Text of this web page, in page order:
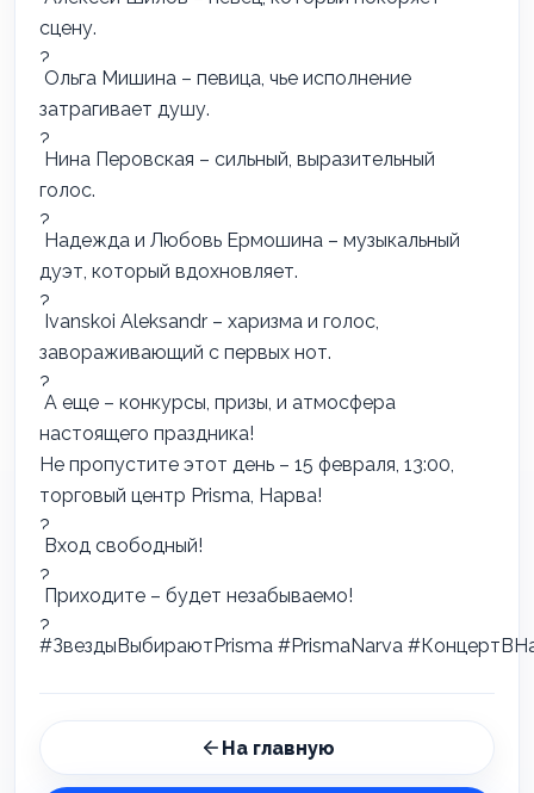
сцену.
Ольга Мишина – певица, чье исполнение
затрагивает душу.
Нина Перовская – сильный, выразительный
голос.
Надежда и Любовь Ермошина – музыкальный
дуэт, который вдохновляет.
Ivanskoi Aleksandr – харизма и голос,
завораживающий с первых нот.
А еще – конкурсы, призы, и атмосфера
настоящего праздника!
Не пропустите этот день – 15 февраля, 13:00,
торговый центр Prisma, Нарва!
Вход свободный!
Приходите – будет незабываемо!
#ЗвездыВыбираютPrisma #PrismaNarva
На главную